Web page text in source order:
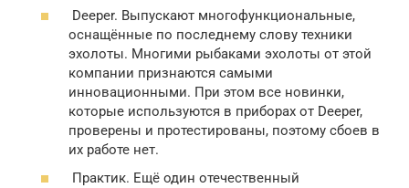
Deeper. Выпускают многофункциональные,
оснащённые по последнему слову техники
эхолоты. Многими рыбаками эхолоты от этой
компании признаются самыми
инновационными. При этом все новинки,
которые используются в приборах от Deeper,
проверены и протестированы, поэтому сбоев в
их работе нет.
Практик. Ещё один отечественный